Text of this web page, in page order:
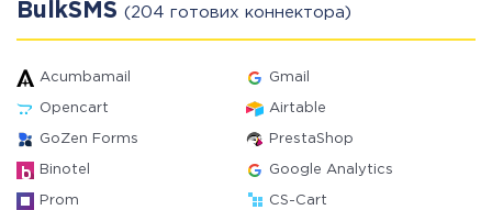
BulkSMS (204 готових коннектора)
Acumbamail Gmail
Opencart Airtable
GoZen Forms PrestaShop
Binotel Google Analytics
Prom CS-Cart